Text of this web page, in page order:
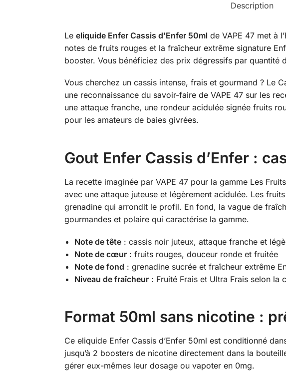
Description
Le eliquide Enfer Cassis d’Enfer 50mlde VAPE 47 met à
notes de fruits rouges et la fraîcheur extrême signature
booster. Vous bénéficiez des prix dégressifs par
Vous cherchez un cassis intense, frais et gourmand ? Le
une reconnaissance du savoir-faire de VAPE 47 sur les
une attaque franche, une rondeur acidulée signée fruits
pour les amateurs de baies givrées.
Gout Enfer Cassis d’Enfer :
La recette imaginée par VAPE 47 pour la gamme Les
avec une attaque juteuse et légèrement acidulée. Les
grenadine qui arrondit le profil. En fond, la vague de
gourmandes et polaire qui caractérise la gamme.
Note de tête: cassis noir juteux, attaque franche et
Note de cœur: fruits rouges, douceur ronde et fruitée
Note de fond : grenadine sucrée et fraîcheur extrême
Niveau de fraîcheur: Fruité Frais et Ultra Frais selon la
Format 50ml sans nicotine :
Ce eliquide Enfer Cassis d’Enfer 50ml est conditionné
jusqu’à 2 boosters de nicotine directement dans la
gérer eux-mêmes leur dosage ou vapoter en 0mg.